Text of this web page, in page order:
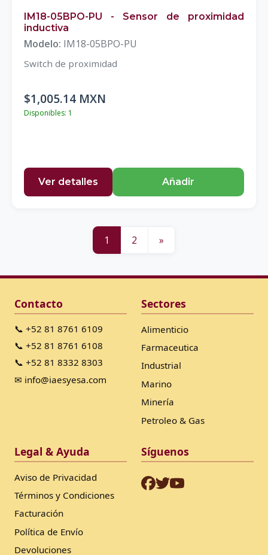
IM18-05BPO-PU - Sensor de proximidad
inductiva
Modelo: IM18-05BPO-PU
Switch de proximidad
$1,005.14 MXN
Disponibles: 1
Ver detalles Añadir
1 2 »
Contacto
📞 +52 81 8761 6109
📞 +52 81 8761 6108
📞 +52 81 8332 8303
✉ info@iaesyesa.com
Sectores
Alimenticio
Farmaceutica
Industrial
Marino
Minería
Petroleo & Gas
Legal & Ayuda
Aviso de Privacidad
Términos y Condiciones
Facturación
Política de Envío
Devoluciones
Síguenos